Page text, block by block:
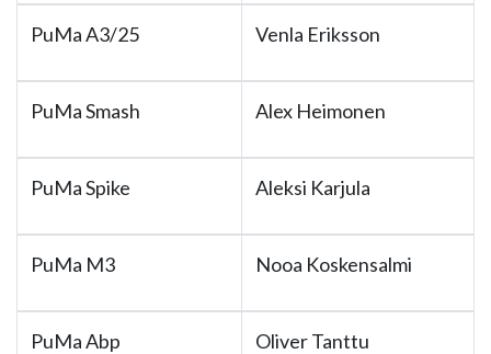
PuMa A3/25 Venla Eriksson
PuMa Smash Alex Heimonen
PuMa Spike Aleksi Karjula
PuMa M3 Nooa Koskensalmi
PuMa Abp Oliver Tanttu